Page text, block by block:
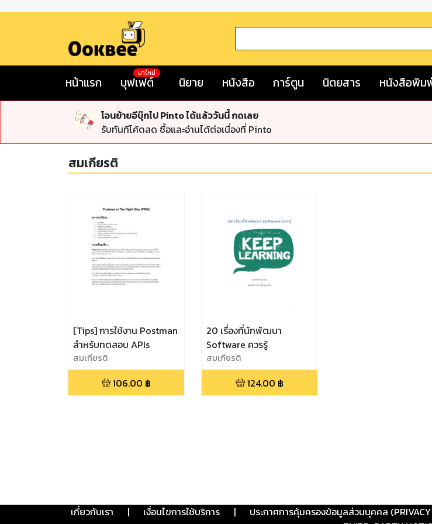
หน้าแรก บุฟเฟต์
มาใหม่
นิยาย หนังสือ การ์ตูน นิตยสาร หนังสือพิม
โอนย้ายอีบุ๊กไป Pinto ได้แล้ววันนี้ กดเลย
รับทันทีโค้ดลด ซื้อและอ่านได้ต่อเนื่องที่ Pinto
สมเกียรติ
[Tips] การใช้งาน Postman
สำหรับทดสอบ APIs
สมเกียรติ
106.00 ฿
20 เรื่องที่นักพัฒนา
Software ควรรู้
สมเกียรติ
124.00 ฿
เกี่ยวกับเรา | เงื่อนไขการใช้บริการ | ประกาศการคุ้มครองข้อมูลส่วนบุคคล (PRIVACY